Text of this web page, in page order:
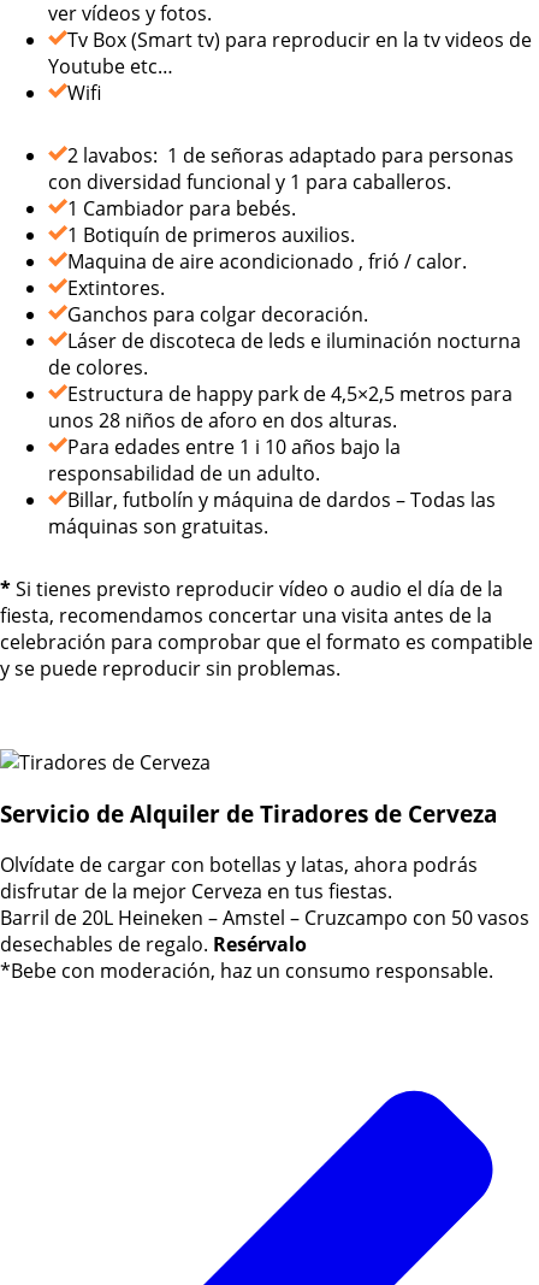
ver vídeos y fotos.
Tv Box (Smart tv) para reproducir en la tv videos de
Youtube etc…
Wifi
2 lavabos: 1 de señoras adaptado para personas
con diversidad funcional y 1 para caballeros.
1 Cambiador para bebés.
1 Botiquín de primeros auxilios.
Maquina de aire acondicionado , frió / calor.
Extintores.
Ganchos para colgar decoración.
Láser de discoteca de leds e iluminación nocturna
de colores.
Estructura de happy park de 4,5×2,5 metros para
unos 28 niños de aforo en dos alturas.
Para edades entre 1 i 10 años bajo la
responsabilidad de un adulto.
Billar, futbolín y máquina de dardos – Todas las
máquinas son gratuitas.
*Si tienes previsto reproducir vídeo o audio el día de la
fiesta, recomendamos concertar una visita antes de la
celebración para comprobar que el formato es compatible
y se puede reproducir sin problemas.
Servicio de Alquiler de Tiradores de Cerveza
Olvídate de cargar con botellas y latas, ahora podrás
disfrutar de la mejor Cerveza en tus fiestas.
Barril de 20L Heineken – Amstel – Cruzcampo con 50 vasos
desechables de regalo. Resérvalo
*Bebe con moderación, haz un consumo responsable.